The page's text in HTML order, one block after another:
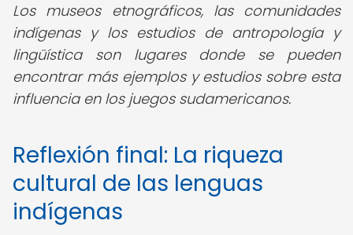
Los museos etnográficos, las comunidades
indígenas y los estudios de antropología y
lingüística son lugares donde se pueden
encontrar más ejemplos y estudios sobre esta
influencia en los juegos sudamericanos.
Reflexión final: La riqueza
cultural de las lenguas
indígenas